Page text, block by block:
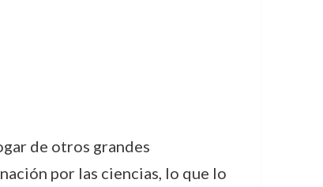
de otros grandes
por las ciencias, lo que lo